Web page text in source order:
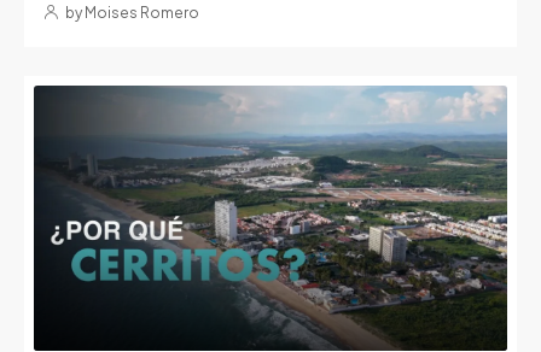
by Moises Romero